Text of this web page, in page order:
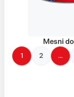
Mesni
1 2 …